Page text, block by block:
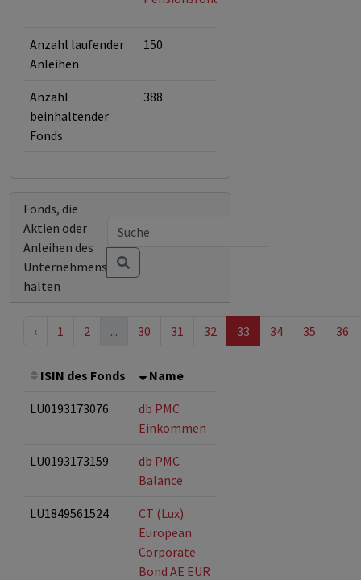
Anzahl laufender
Anleihen
150
Anzahl
beinhaltender
Fonds
388
Fonds, die
Aktien oder
Anleihen des
Unternehmens
halten
‹ 1 2 ... 30 31 32 33 34 35 36
ISIN des Fonds Name
LU0193173076
db PMC
Einkommen
LU0193173159
db PMC
Balance
LU1849561524
CT (Lux)
European
Corporate
Bond AE EUR